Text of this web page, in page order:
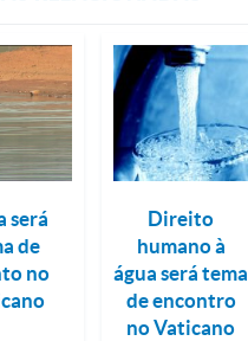
será
de
no
Direito
humano à
água será tema
de encontro
no Vaticano